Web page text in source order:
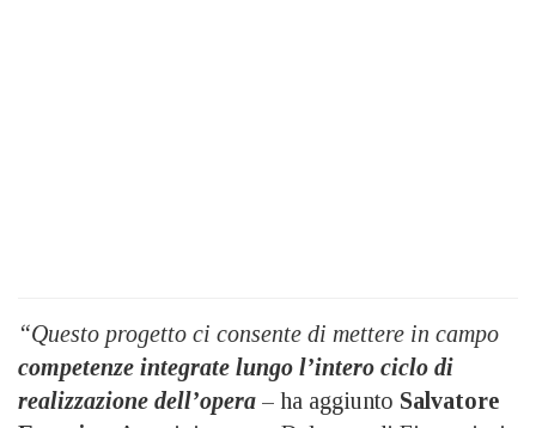
“Questo progetto ci consente di mettere in campo
competenze integrate lungo l’intero ciclo di
realizzazione dell’opera – ha aggiunto Salvatore